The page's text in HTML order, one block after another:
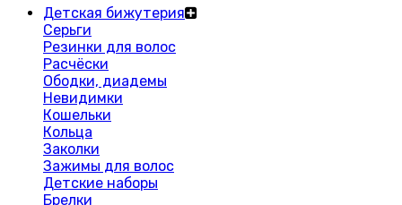
Детская бижутерия
Серьги
Резинки для волос
Расчёски
Ободки, диадемы
Невидимки
Кошельки
Кольца
Заколки
Зажимы для волос
Детские наборы
Брелки